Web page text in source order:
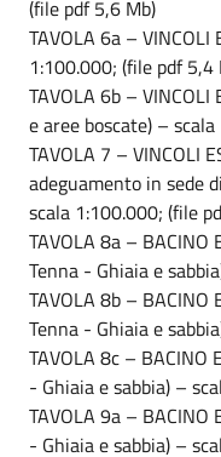
(file pdf 5,6 Mb)
TAVOLA 6a –
1:100.000; (file pdf 5,4
TAVOLA 6b – VINCOLI
e aree boscate) –
TAVOLA 7 – VINCOLI
adeguamento in sede
scala 1:100.000; (file
TAVOLA 8a – BACINO
Tenna - Ghiaia e
TAVOLA 8b – BACINO
Tenna - Ghiaia e
TAVOLA 8c – BACINO
- Ghiaia e sabbia) –
TAVOLA 9a – BACINO
- Ghiaia e sabbia) –